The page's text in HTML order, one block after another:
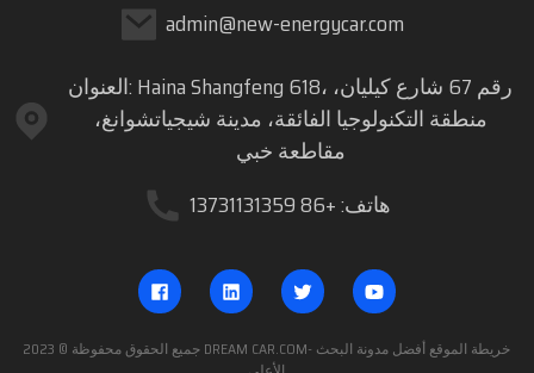
admin@new-energycar.com
العنوان: Haina Shangfeng 618، رقم 67 شارع كيليان،
منطقة التكنولوجيا الفائقة، مدينة شيجياتشوانغ،
مقاطعة خبي
هاتف: +86 13731131359
جميع الحقوق محفوظة © 2023 DREAM CAR.COM - خريطة الموقع أفضل مدونة البحث